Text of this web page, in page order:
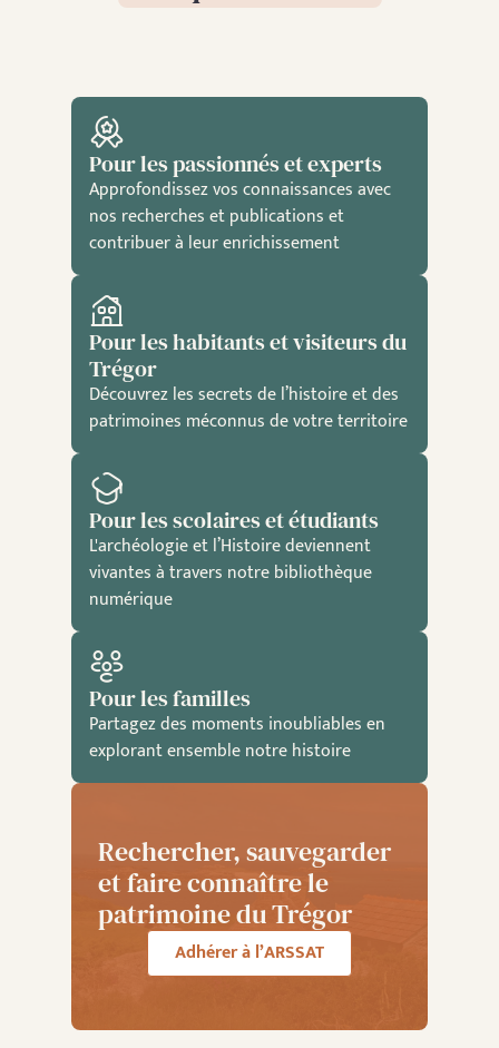
Pour les passionnés et experts
Approfondissez vos connaissances avec
nos recherches et publications et
contribuer à leur enrichissement
Pour les habitants et visiteurs du
Trégor
Découvrez les secrets de l’histoire et des
patrimoines méconnus de votre territoire
Pour les scolaires et étudiants
L'archéologie et l’Histoire deviennent
vivantes à travers notre bibliothèque
numérique
Pour les familles
Partagez des moments inoubliables en
explorant ensemble notre histoire
Rechercher, sauvegarder
et faire connaître le
patrimoine du Trégor
Adhérer à l’ARSSAT